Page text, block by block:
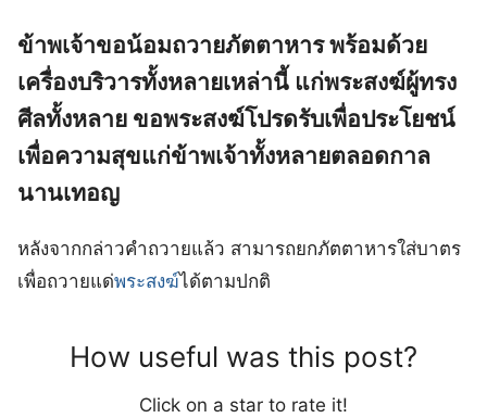
ข้าพเจ้าขอน้อมถวายภัตตาหาร พร้อมด้วย
เครื่องบริวารทั้งหลายเหล่านี้ แก่พระสงฆ์ผู้ทรง
ศีลทั้งหลาย ขอพระสงฆ์โปรดรับเพื่อประโยชน์
เพื่อความสุขแก่ข้าพเจ้าทั้งหลายตลอดกาล
นานเทอญ
หลังจากกล่าวคำถวายแล้ว สามารถยกภัตตาหารใส่บาตร
เพื่อถวายแด่พระสงฆ์ได้ตามปกติ
How useful was this post?
Click on a star to rate it!